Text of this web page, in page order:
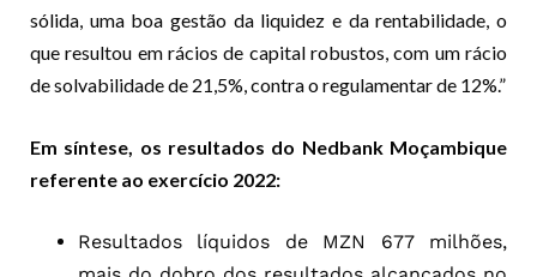
sólida, uma boa gestão da liquidez e da rentabilidade, o
que resultou em rácios de capital robustos, com um rácio
de solvabilidade de 21,5%, contra o regulamentar de 12%.”
Em síntese, os resultados do Nedbank Moçambique
referente ao exercício 2022:
Resultados líquidos de MZN 677 milhões,